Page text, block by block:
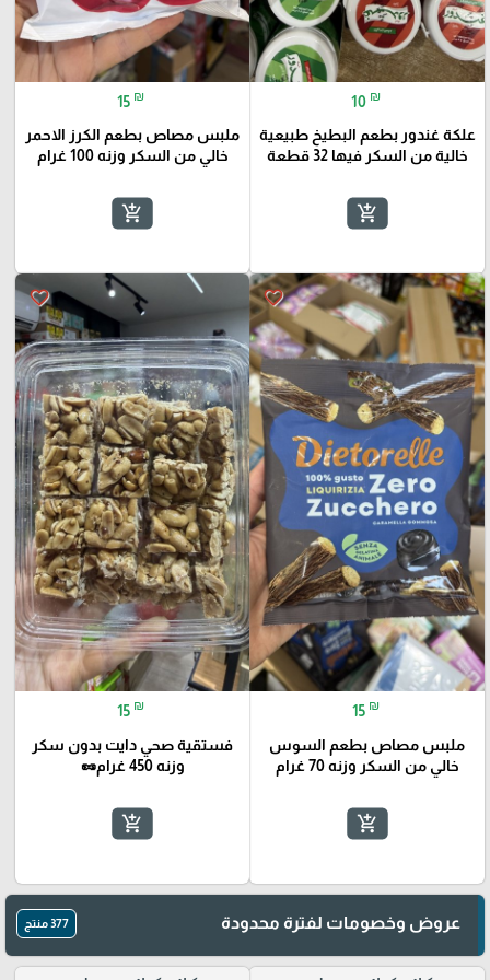
10 ₪
علكة غندور بطعم البطيخ طبيعية
خالية من السكر فيها 32 قطعة
add_shopping_cart
15 ₪
ملبس مصاص بطعم الكرز الاحمر
خالي من السكر وزنه 100 غرام
add_shopping_cart
favorite_border
15 ₪
ملبس مصاص بطعم السوس
خالي من السكر وزنه 70 غرام
add_shopping_cart
favorite_border
15 ₪
فستقية صحي دايت بدون سكر
وزنه 450 غرام🥜
add_shopping_cart
عروض وخصومات لفترة محدودة 377 منتج